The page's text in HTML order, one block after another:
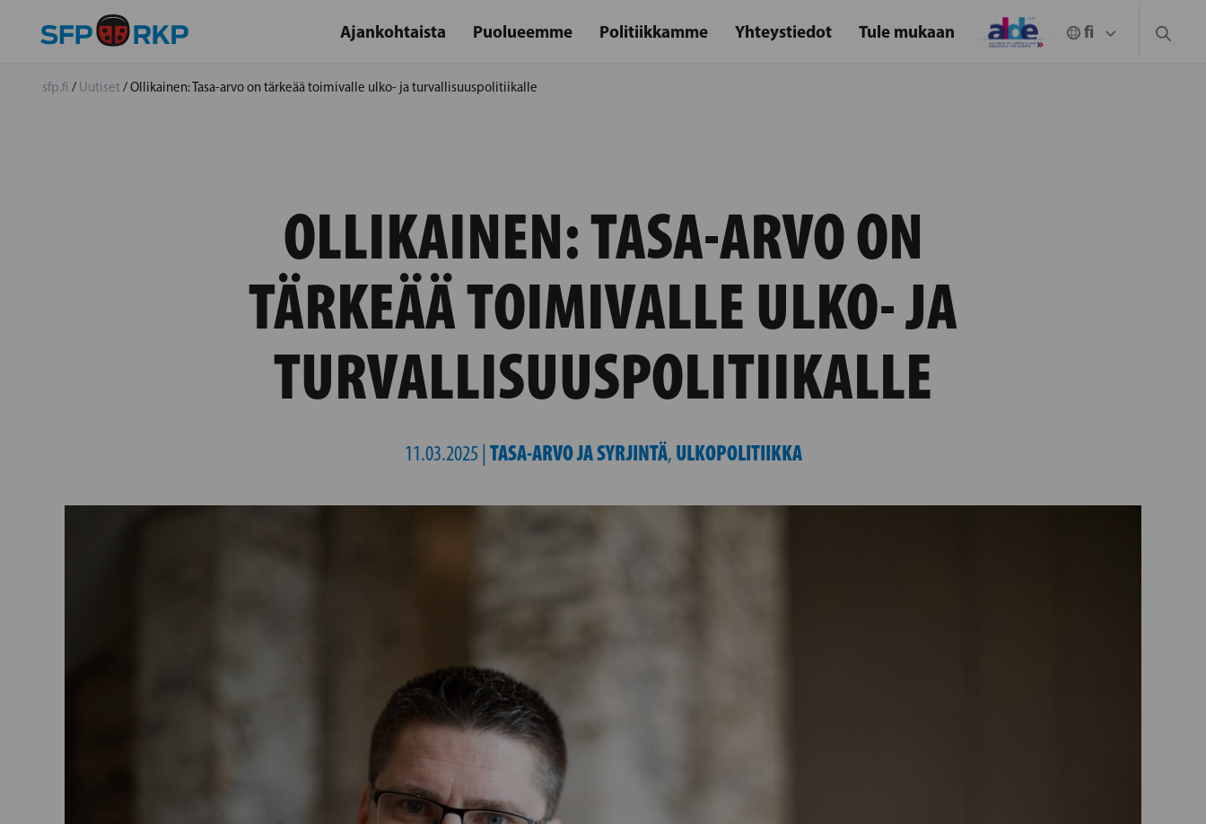
Ajankohtaista Puolueemme Politiikkamme Yhteystiedot Tule mukaan
sfp.fi / Uutiset/Ollikainen: Tasa-arvo on tärkeää toimivalle ulko- ja turvallisuuspolitiikalle
OLLIKAINEN: TASA-ARVO ON
TÄRKEÄÄ TOIMIVALLE ULKO- JA
TURVALLISUUSPOLITIIKALLE
11.03.2025 | TASA-ARVO JA SYRJINTÄ, ULKOPOLITIIKKA